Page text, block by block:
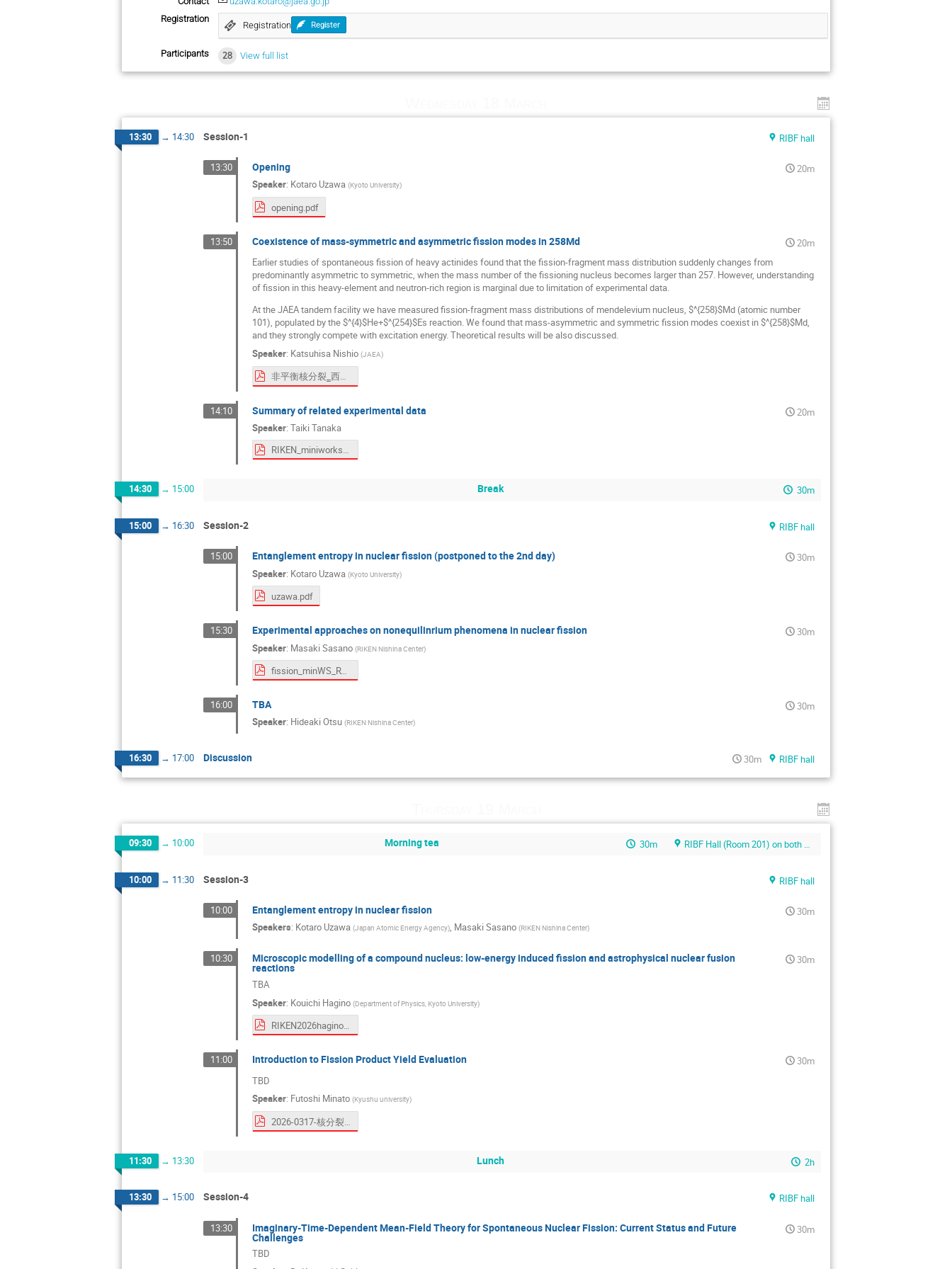
Registration
Registration Register
Participants 28 View full list
13:30 → 14:30 Session-1 RIBF hall
13:30 Opening
20m
Speaker: Kotaro Uzawa (Kyoto University)
opening.pdf
13:50 Coexistence of mass-symmetric and asymmetric fission modes in 258Md
20m
Earlier studies of spontaneous fission of heavy actinides found that the fission-fragment mass distribution suddenly changes from
predominantly asymmetric to symmetric, when the mass number of the fissioning nucleus becomes larger than 257. However, understanding
of fission in this heavy-element and neutron-rich region is marginal due to limitation of experimental data.
At the JAEA tandem facility we have measured fission-fragment mass distributions of mendelevium nucleus, $^{258}$Md (atomic number
101), populated by the $^{4}$He+$^{254}$Es reaction. We found that mass-asymmetric and symmetric fission modes coexist in $^{258}$Md,
and they strongly compete with excitation energy. Theoretical results will be also discussed.
Speaker: Katsuhisa Nishio (JAEA)
非平衡核分裂‗西尾‗V6-.pdf
14:10 Summary of related experimental data
20m
Speaker: Taiki Tanaka
RIKEN_miniworkshop_20260318.pdf
14:30 → 15:00 Break 30m
15:00 → 16:30 Session-2 RIBF hall
15:00 Entanglement entropy in nuclear fission (postponed to the 2nd day)
30m
Speaker: Kotaro Uzawa (Kyoto University)
uzawa.pdf
15:30 Experimental approaches on nonequilinrium phenomena in nuclear fission
30m
Speaker: Masaki Sasano (RIKEN Nishina Center)
fission_minWS_RTproblem.pdf
16:00 TBA
30m
Speaker: Hideaki Otsu (RIKEN Nishina Center)
16:30 → 17:00 Discussion 30m RIBF hall
09:30 → 10:00 Morning tea 30m RIBF Hall (Room 201) on both Day 1 and Day 2; See the below campus map.
10:00 → 11:30 Session-3 RIBF hall
10:00 Entanglement entropy in nuclear fission
30m
Speakers: Kotaro Uzawa (Japan Atomic Energy Agency), Masaki Sasano (RIKEN Nishina Center)
10:30 Microscopic modelling of a compound nucleus: low-energy induced fission and astrophysical nuclear fusion
reactions
30m
TBA
Speaker: Kouichi Hagino (Department of Physics, Kyoto University)
RIKEN2026hagino.pdf
11:00 Introduction to Fission Product Yield Evaluation
30m
TBD
Speaker: Futoshi Minato (Kyushu university)
2026-0317-核分裂ワークショップ.pdf
11:30 → 13:30 Lunch 2h
13:30 → 15:00 Session-4 RIBF hall
13:30 Imaginary-Time-Dependent Mean-Field Theory for Spontaneous Nuclear Fission: Current Status and Future
Challenges
30m
TBD